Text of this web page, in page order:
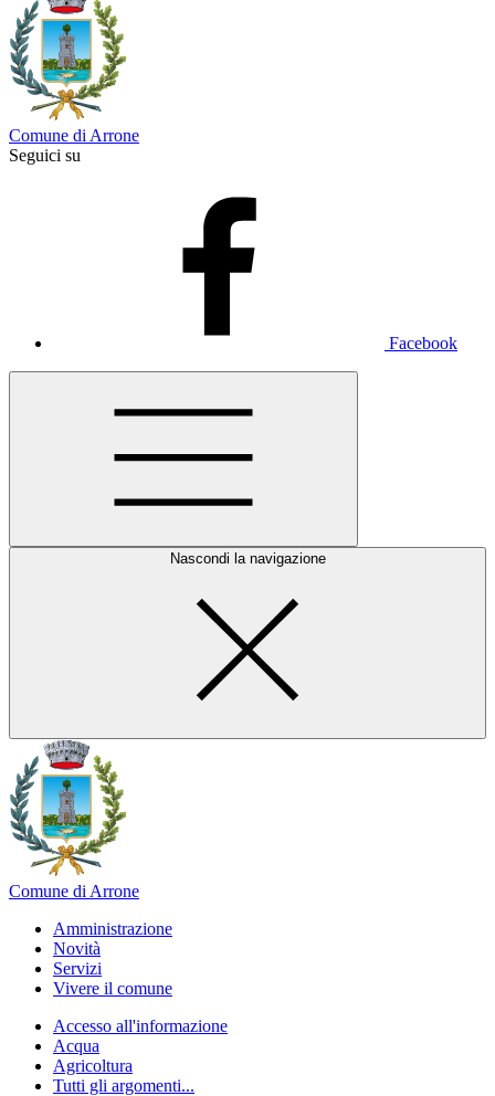
Comune di Arrone
Seguici su
Facebook
Nascondi la navigazione
Comune di Arrone
Amministrazione
Novità
Servizi
Vivere il comune
Accesso all'informazione
Acqua
Agricoltura
Tutti gli argomenti...